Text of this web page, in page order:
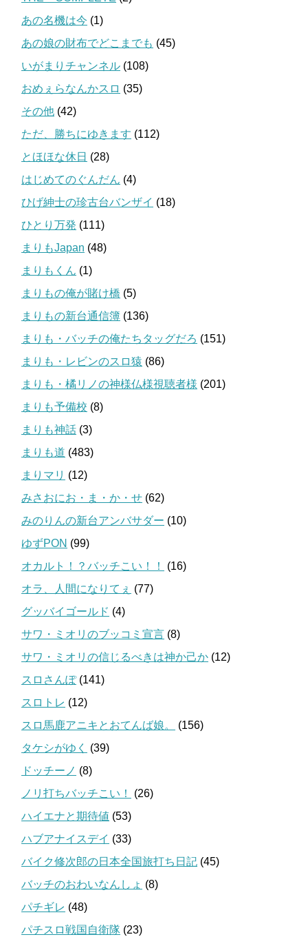
あの名機は今 (1)
あの娘の財布でどこまでも (45)
いがまりチャンネル (108)
おめぇらなんかスロ (35)
その他 (42)
ただ、勝ちにゆきます (112)
とほほな休日 (28)
はじめてのぐんだん (4)
ひげ紳士の珍古台バンザイ (18)
ひとり万発 (111)
まりもJapan (48)
まりもくん (1)
まりもの俺が賭け橋 (5)
まりもの新台通信簿 (136)
まりも・バッチの俺たちタッグだろ (151)
まりも・レビンのスロ猿 (86)
まりも・橘リノの神様仏様視聴者様 (201)
まりも予備校 (8)
まりも神話 (3)
まりも道 (483)
まりマリ (12)
みさおにお・ま・か・せ (62)
みのりんの新台アンバサダー (10)
ゆずPON (99)
オカルト！？バッチこい！！
(16)
オラ、人間になりてぇ (77)
グッバイゴールド (4)
サワ・ミオリのブッコミ宣言 (8)
サワ・ミオリの信じるべきは神か己か (12)
スロさんぽ(141)
スロトレ (12)
スロ馬鹿アニキとおてんば娘。
(156)
タケシがゆく
(39)
ドッチーノ (8)
ノリ打ちバッチこい！
(26)
ハイエナと期待値 (53)
ハブアナイスデイ (33)
バイク修次郎の日本全国旅打ち日記 (45)
バッチのおわいなんしょ (8)
パチギレ (48)
パチスロ戦国自衛隊 (23)